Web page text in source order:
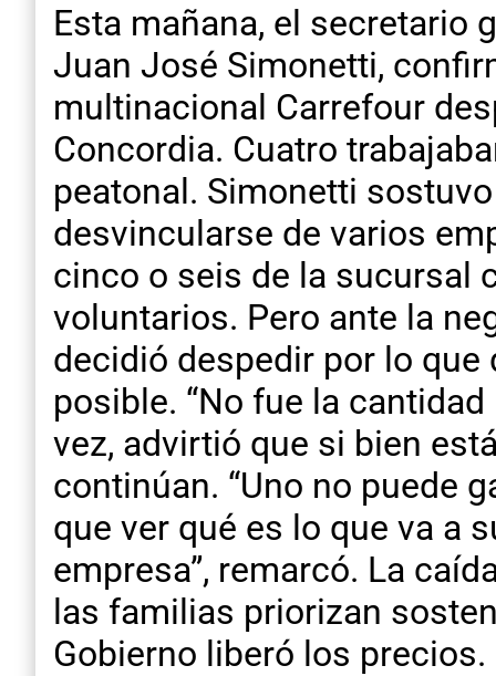
Esta mañana, el secretario
Juan José Simonetti,
multinacional Carrefour
Concordia. Cuatro
peatonal. Simonetti
desvincularse de varios
cinco o seis de la sucursal
voluntarios. Pero ante la
decidió despedir por lo que
posible. “No fue la
vez, advirtió que si bien
continúan. “Uno no puede
que ver qué es lo que va a
empresa”, remarcó. La
las familias priorizan
Gobierno liberó los precios.